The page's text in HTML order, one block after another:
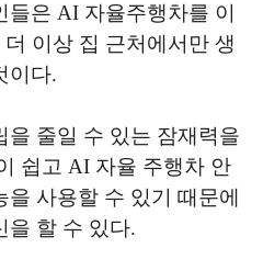
은 AI 자율주행차를 이
이상 집 근처에서만 생
이다.
을 줄일 수 있는 잠재력을
쉽고 AI 자율 주행차 안
사용할 수 있기 때문에
을 할 수 있다.